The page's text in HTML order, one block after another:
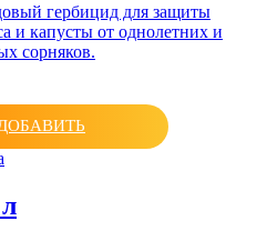
гербицид для защиты
и капусты от однолетних и
сорняков.